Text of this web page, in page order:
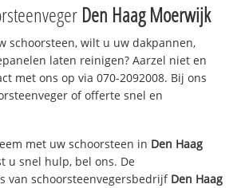
Den Haag Moerwijk
schoorsteen, wilt u uw dakpannen,
laten reinigen? Aarzel niet en
met ons op via 070-2092008. Bij ons
of offerte snel en
met uw schoorsteen in Den Haag
u snel hulp, bel ons. De
van schoorsteenvegersbedrijf Den Haag